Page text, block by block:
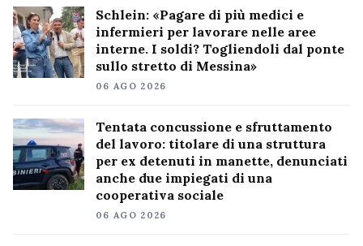
Schlein: «Pagare di più medici e
infermieri per lavorare nelle aree
interne. I soldi? Togliendoli dal ponte
sullo stretto di Messina»
06 AGO 2026
Tentata concussione e sfruttamento
del lavoro: titolare di una struttura
per ex detenuti in manette, denunciati
anche due impiegati di una
cooperativa sociale
06 AGO 2026